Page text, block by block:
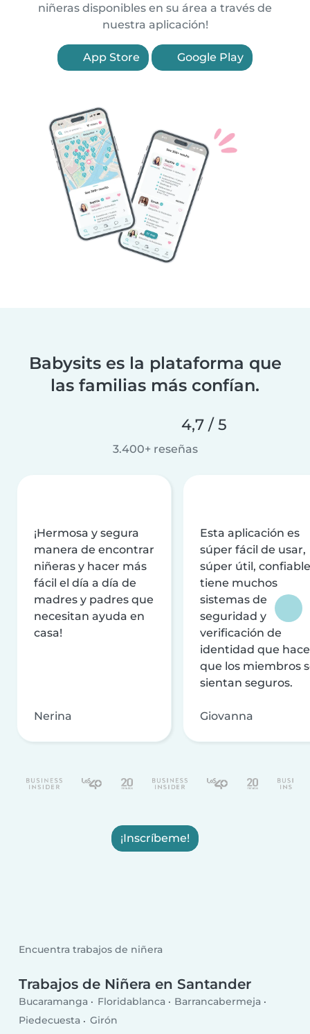
niñeras disponibles en su área a través de
nuestra aplicación!
App Store Google Play
Babysits es la plataforma que
las familias más confían.
4,7 / 5
3.400+ reseñas
¡Hermosa y segura
manera de encontrar
niñeras y hacer más
fácil el día a día de
madres y padres que
necesitan ayuda en
casa!
Nerina
Esta aplicación es
súper fácil de usar,
súper útil,
tiene muchos
sistemas de
seguridad y
verificación de
identidad que
que los miembros
sientan seguros.
Giovanna
¡Inscríbeme!
Encuentra trabajos de niñera
Trabajos de Niñera en Santander
Bucaramanga Floridablanca
Barrancabermeja
Piedecuesta
Girón